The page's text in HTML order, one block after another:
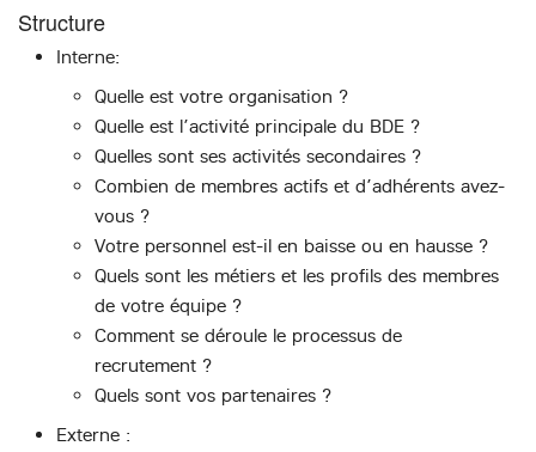
Structure
Interne:
Quelle est votre organisation ?
Quelle est l’activité principale du BDE ?
Quelles sont ses activités secondaires ?
Combien de membres actifs et d’adhérents avez-
vous ?
Votre personnel est-il en baisse ou en hausse ?
Quels sont les métiers et les profils des membres
de votre équipe ?
Comment se déroule le processus de
recrutement ?
Quels sont vos partenaires ?
Externe :